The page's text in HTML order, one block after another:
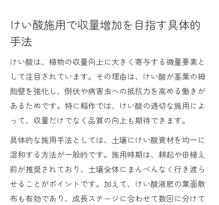
けい酸施用で収量増加を目指す具体的
手法
けい酸は、植物の収量向上に大きく寄与する微量要素と
して注目されています。その理由は、けい酸が茎葉の細
胞壁を強化し、倒伏や病害虫への抵抗力を高める働きが
あるためです。特に稲作では、けい酸の適切な施用によ
って、収量だけでなく品質の向上も期待できます。
具体的な施用手法としては、土壌にけい酸資材を均一に
混和する方法が一般的です。施用時期は、耕起や田植え
前が推奨されており、土壌全体にまんべんなく行き渡ら
せることがポイントです。加えて、けい酸液肥の葉面散
布も有効であり、成長ステージに合わせて数回に分けて